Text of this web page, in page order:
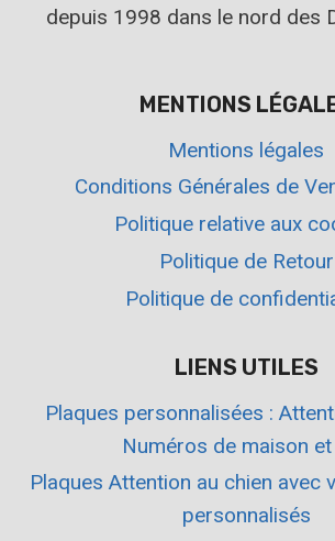
depuis 1998 dans le nord des
MENTIONS
Mentions légales
Conditions Générales de
Politique relative aux
Politique de Retour
Politique de
LIENS UTILES
Plaques personnalisées :
Numéros de maison
Plaques Attention au chien avec
personnalisés